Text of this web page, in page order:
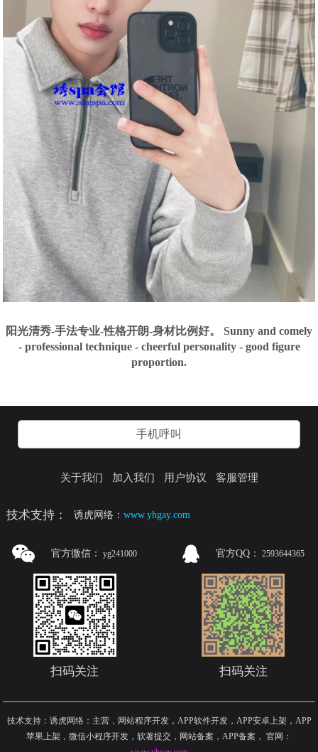
阳光清秀-手法专业-性格开朗-身材比例好。 Sunny and comely
- professional technique - cheerful personality - good figure
proportion.
手机呼叫
关于我们 加入我们 用户协议 客服管理
技术支持： 诱虎网络：www.yhgay.com
官方微信： yg241000
扫码关注
官方QQ： 2593644365
扫码关注
技术支持：诱虎网络：主营，网站程序开发，APP软件开发，APP安卓上架，APP
苹果上架，微信小程序开发，软著提交，网站备案，APP备案 ， 官网：